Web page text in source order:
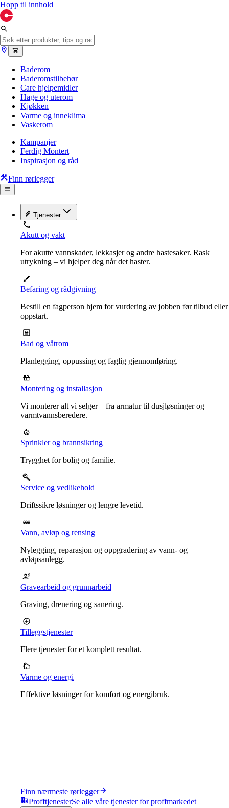
Hopp til innhold
Baderom
Baderomstilbehør
Care hjelpemidler
Hage og uterom
Kjøkken
Varme og inneklima
Vaskerom
Kampanjer
Ferdig Montert
Inspirasjon og råd
Finn rørlegger
Tjenester
Akutt og vakt
For akutte vannskader, lekkasjer og andre hastesaker. Rask
utrykning – vi hjelper deg når det haster.
Befaring og rådgivning
Bestill en fagperson hjem for vurdering av jobben før tilbud eller
oppstart.
Bad og våtrom
Planlegging, oppussing og faglig gjennomføring.
Montering og installasjon
Vi monterer alt vi selger – fra armatur til dusjløsninger og
varmtvannsberedere.
Sprinkler og brannsikring
Trygghet for bolig og familie.
Service og vedlikehold
Driftssikre løsninger og lengre levetid.
Vann, avløp og rensing
Nylegging, reparasjon og oppgradering av vann- og
avløpsanlegg.
Gravearbeid og grunnarbeid
Graving, drenering og sanering.
Tilleggstjenester
Flere tjenester for et komplett resultat.
Varme og energi
Effektive løsninger for komfort og energibruk.
Finn nærmeste rørlegger
ProfftjenesterSe alle våre tjenester for proffmarkedet